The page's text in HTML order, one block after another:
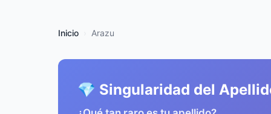
Inicio Arazu
💎 Singularidad del